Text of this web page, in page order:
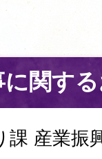
に関す
課 産業振